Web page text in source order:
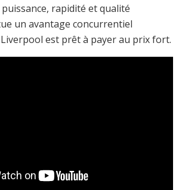
rapidité et qualité
un avantage concurrentiel
est prêt à payer au prix fort.